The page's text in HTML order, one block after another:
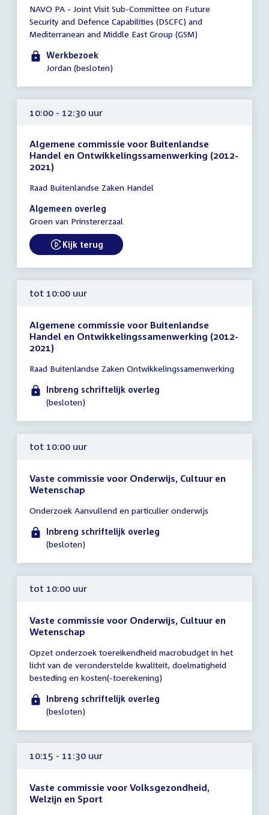
vergadering
00:01
-
23:59
uur
NAVO PA - Joint Visit Sub-Committee on Future
Security and Defence Capabilities (DSCFC) and
Mediterranean and Middle East Group (GSM)
Werkbezoek
Jordan (besloten)
10:00 - 12:30 uur
Algemene commissie voor Buitenlandse
Handel en Ontwikkelingssamenwerking (2012-
2021)
vergadering
10:00
-
uur
Raad Buitenlandse Zaken Handel
Algemeen overleg
Groen van Prinstererzaal
External link:
Kijk terug
tot 10:00 uur
Algemene commissie voor Buitenlandse
Handel en Ontwikkelingssamenwerking (2012-
2021)
vergadering
tot
10:00
Raad Buitenlandse Zaken Ontwikkelingssamenwerking
Inbreng schriftelijk overleg
(besloten)
tot 10:00 uur
Vaste commissie voor Onderwijs, Cultuur en
Wetenschap
vergadering
tot
10:00
Onderzoek Aanvullend en particulier onderwijs
Inbreng schriftelijk overleg
(besloten)
tot 10:00 uur
Vaste commissie voor Onderwijs, Cultuur en
Wetenschap
vergadering
tot
10:00
uur
Opzet onderzoek toereikendheid macrobudget in het
licht van de veronderstelde kwaliteit, doelmatigheid
besteding en kosten(-toerekening)
Inbreng schriftelijk overleg
(besloten)
10:15 - 11:30 uur
Vaste commissie voor Volksgezondheid,
Welzijn en Sport